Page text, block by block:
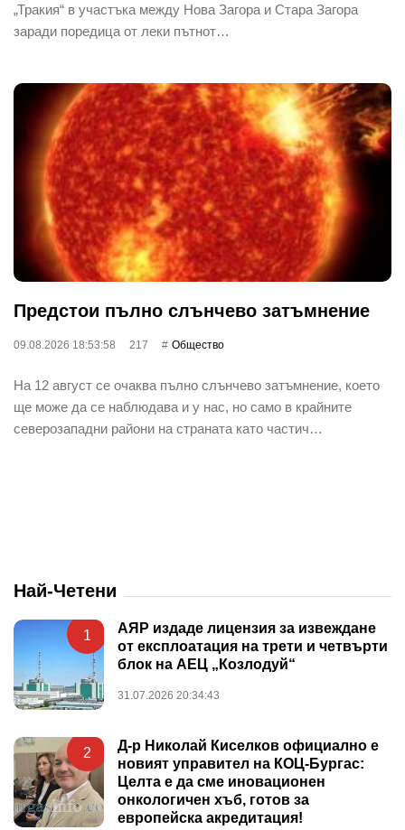
„Тракия“ в участъка между Нова Загора и Стара Загора
заради поредица от леки пътнот…
Предстои пълно слънчево затъмнение
09.08.2026 18:53:58 217 Общество
На 12 август се очаква пълно слънчево затъмнение, което
ще може да се наблюдава и у нас, но само в крайните
северозападни райони на страната като частич…
Най-Четени
1
АЯР издаде лицензия за извеждане
от експлоатация на трети и четвърти
блок на АЕЦ „Козлодуй“
31.07.2026 20:34:43
2
Д-р Николай Киселков официално е
новият управител на КОЦ-Бургас:
Целта е да сме иновационен
онкологичен хъб, готов за
европейска акредитация!